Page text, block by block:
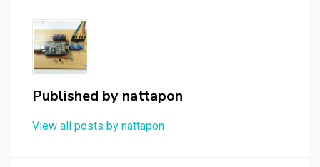
Published by nattapon
View all posts by nattapon